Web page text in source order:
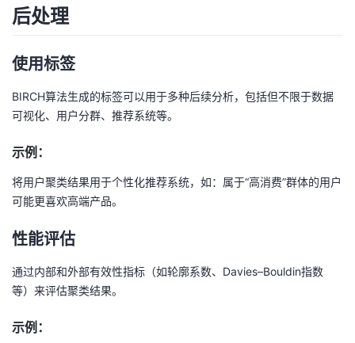
后处理
使用标签
BIRCH算法生成的标签可以用于多种后续分析，包括但不限于数据
可视化、用户分群、推荐系统等。
示例：
将用户聚类结果用于个性化推荐系统，如：属于“高消费”群体的用户
可能更喜欢高端产品。
性能评估
通过内部和外部有效性指标（如轮廓系数、Davies–Bouldin指数
等）来评估聚类结果。
示例：